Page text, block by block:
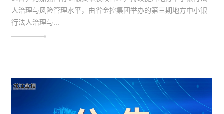
人治理与风险管理水平，由省金控集团举办的第三期地方中小银
行法人治理与...